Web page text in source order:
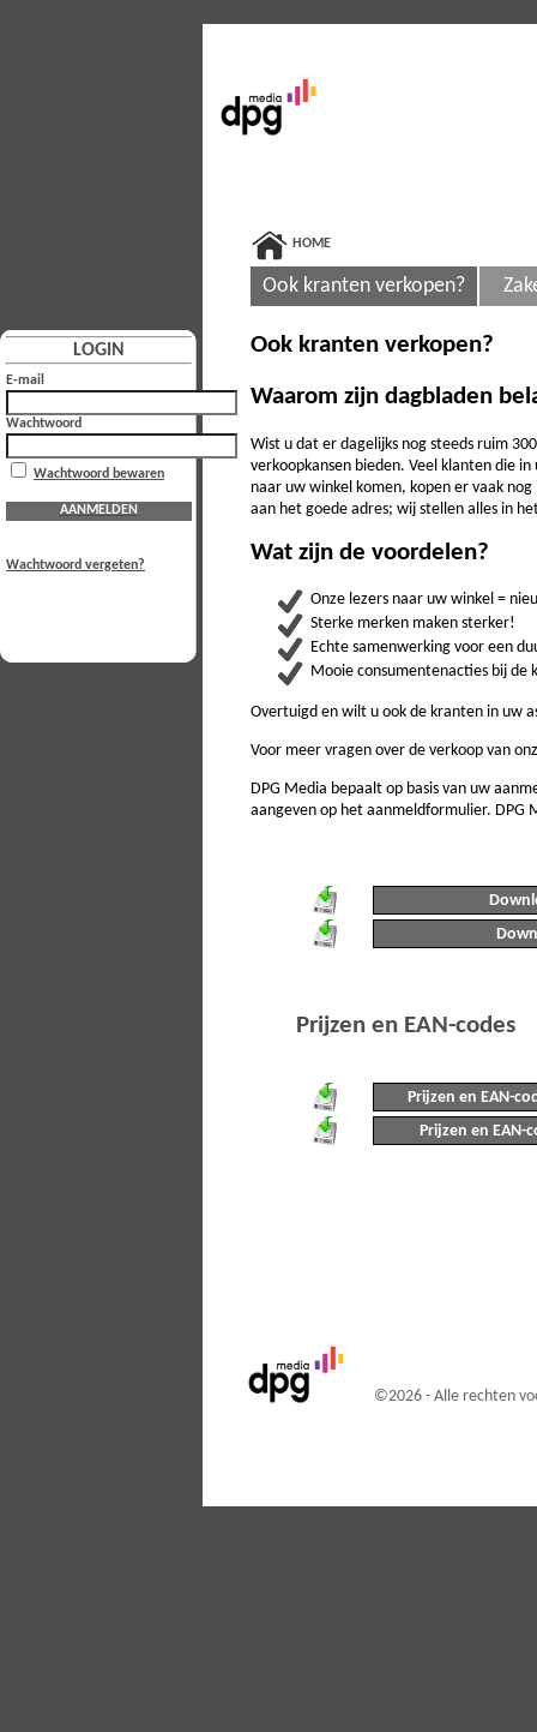
HOME
Ook kranten verkopen?
LOGIN
E-mail
Wachtwoord
Wachtwoord bewaren
AANMELDEN
Wachtwoord vergeten?
Ook kranten verkopen?
Waarom zijn dagbladen
Wist u dat er dagelijks nog steeds ruim
verkoopkansen bieden. Veel klanten die
naar uw winkel komen, kopen er vaak
aan het goede adres; wij stellen alles in
Wat zijn de voordelen?
Onze lezers naar uw winkel =
Sterke merken maken sterker!
Echte samenwerking voor een
Mooie consumentenacties bij de
Overtuigd en wilt u ook de kranten in uw
Voor meer vragen over de verkoop van
DPG Media bepaalt op basis van uw
aangeven op het aanmeldformulier.
Prijzen en EAN-codes
Prijzen en EAN-
Prijzen en EAN-
©2026 - Alle rechten